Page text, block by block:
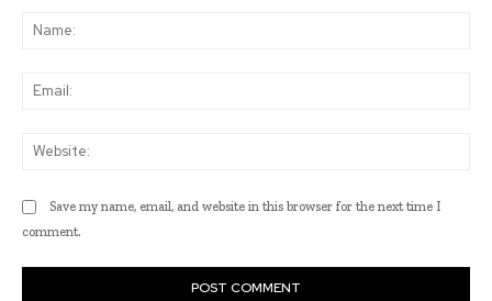
Save my name, email, and website in this browser for the next time I
comment.